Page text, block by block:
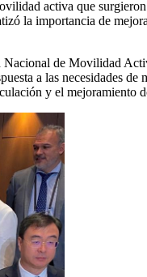
activa que
la importancia de
Nacional de Movilidad
a las necesidades
y el mejoramiento